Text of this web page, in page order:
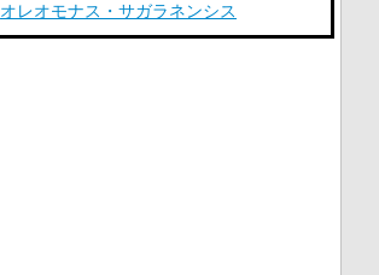
オレオモナス・サガラネンシス